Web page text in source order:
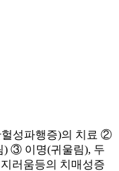
성파행증)의 치료 ②
) ③ 이명(귀울림), 두
러움등의 치매성증